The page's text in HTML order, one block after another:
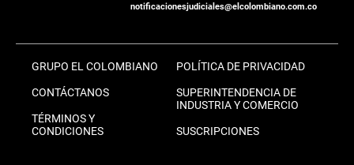
notificacionesjudiciales@elcolombiano.com.co
GRUPO EL COLOMBIANO
CONTÁCTANOS
TÉRMINOS Y
CONDICIONES
POLÍTICA DE PRIVACIDAD
SUPERINTENDENCIA DE
INDUSTRIA Y COMERCIO
SUSCRIPCIONES